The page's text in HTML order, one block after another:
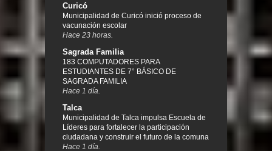
Curicó
Municipalidad de Curicó inició proceso de
vacunación escolar
Hace 23 horas.
Sagrada Familia
183 COMPUTADORES PARA
ESTUDIANTES DE 7° BÁSICO DE
SAGRADA FAMILIA
Hace 1 día.
Talca
Municipalidad de Talca impulsa Escuela de
Líderes para fortalecer la participación
ciudadana y construir el futuro de la comuna
Hace 1 día.